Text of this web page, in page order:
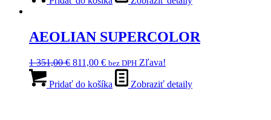
AEOLIAN SUPERCOLOR
1 351,00€ Pôvodná
bola:
811,00 €Aktuálna
cena
je:
bez DPH Zľava!
Pridať do košíka Zobraziť detaily